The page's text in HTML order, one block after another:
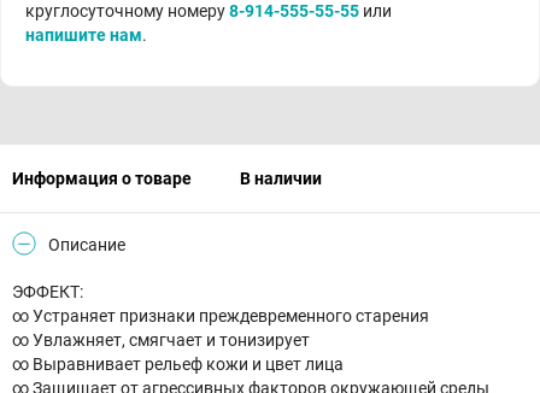
круглосуточному номеру8-914-555-55-55 или
напишите нам.
Информация о товаре В наличии
Описание
ЭФФЕКТ:
∞ Устраняет признаки преждевременного старения
∞ Увлажняет, смягчает и тонизирует
∞ Выравнивает рельеф кожи и цвет лица
∞ Защищает от агрессивных факторов окружающей среды